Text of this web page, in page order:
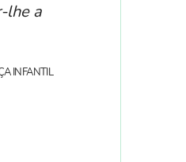
lhe a
INFANTIL